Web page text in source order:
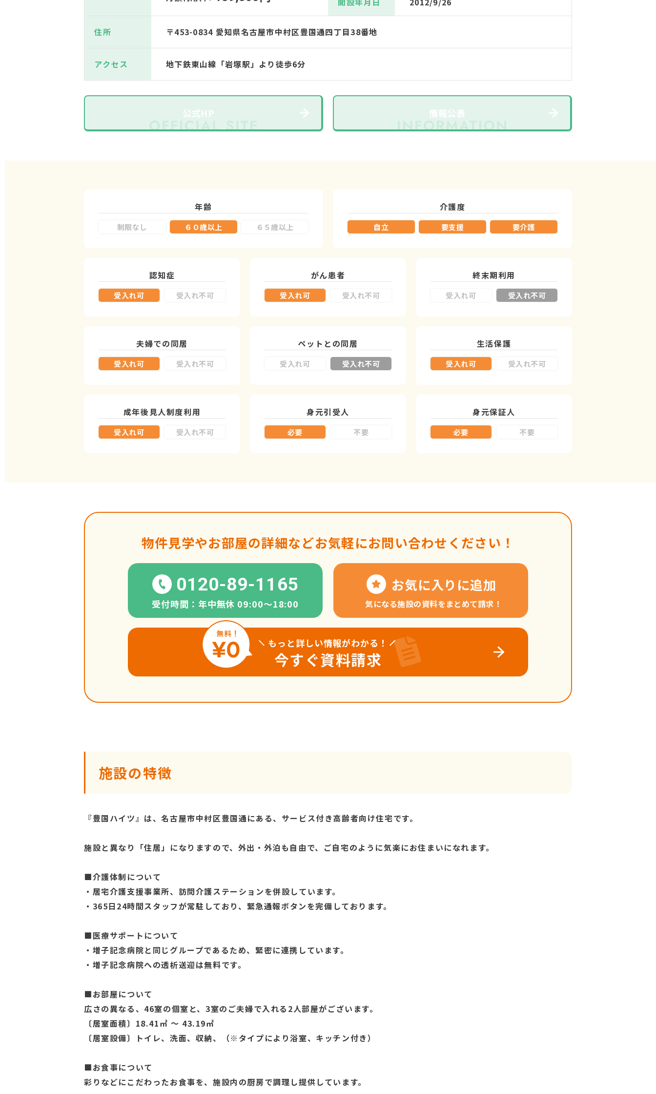
住所 〒453-0834 愛知県名古屋市中村区豊国通四丁目38番地
アクセス 地下鉄東山線「岩塚駅」より徒歩6分
公式HP 情報公表
年齢
制限なし ６０歳以上 ６５歳以上
介護度
自立 要支援 要介護
認知症
受入れ可 受入れ不可
がん患者
受入れ可 受入れ不可
終末期利用
受入れ可 受入れ不可
夫婦での同居
受入れ可 受入れ不可
ペットとの同居
受入れ可 受入れ不可
生活保護
受入れ可 受入れ不可
成年後見人制度利用
受入れ可 受入れ不可
身元引受人
必要 不要
身元保証人
必要 不要
物件見学やお部屋の詳細などお気軽にお問い合わせください！
0120-89-1165
受付時間：年中無休 09:00〜18:00
お気に入りに追加
気になる施設の資料をまとめて請求！
もっと詳しい情報がわかる！
今すぐ資料請求
施設の特徴
『豊国ハイツ』は、名古屋市中村区豊国通にある、サービス付き高齢者向け住宅です。
施設と異なり「住居」になりますので、外出・外泊も自由で、ご自宅のように気楽にお住まいになれます。
■介護体制について
・居宅介護支援事業所、訪問介護ステーションを併設しています。
・365日24時間スタッフが常駐しており、緊急通報ボタンを完備しております。
■医療サポートについて
・増子記念病院と同じグループであるため、緊密に連携しています。
・増子記念病院への透析送迎は無料です。
■お部屋について
広さの異なる、46室の個室と、3室のご夫婦で入れる2人部屋がございます。
〔居室面積〕18.41㎡ ～ 43.19㎡
〔居室設備〕トイレ、洗面、収納、（※タイプにより浴室、キッチン付き）
■お食事について
彩りなどにこだわったお食事を、施設内の厨房で調理し提供しています。